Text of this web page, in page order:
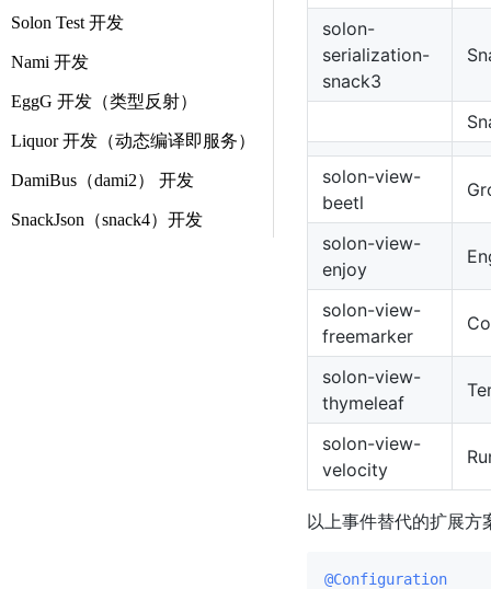
Solon Test 开发
Nami 开发
EggG 开发（类型反射）
Liquor 开发（动态编译即服务）
DamiBus（dami2） 开发
SnackJson（snack4）开发
solon-
serialization-
snack3
solon-view-
beetl
solon-view-
enjoy
solon-view-
freemarker
solon-view-
thymeleaf
solon-view-
velocity
以上事件替代的扩展方
@Configuration